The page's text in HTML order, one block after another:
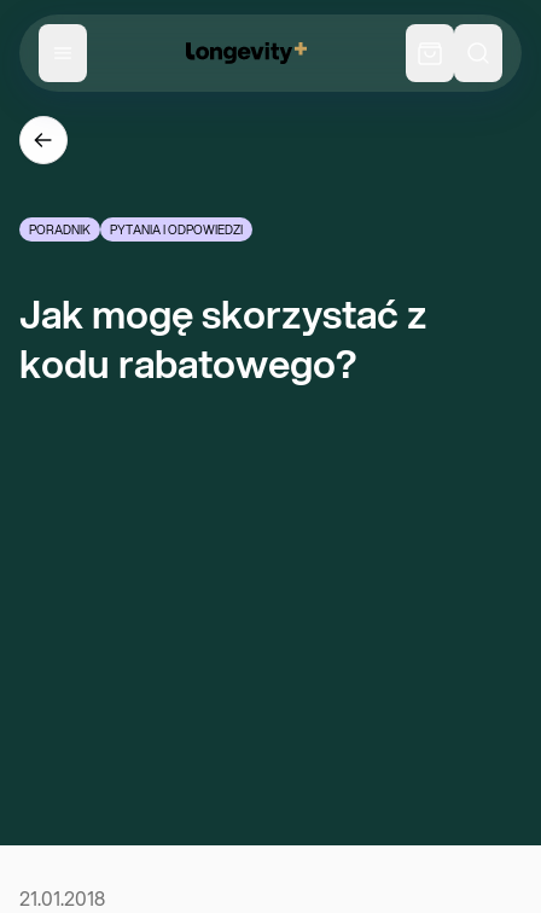
PORADNIK PYTANIA I ODPOWIEDZI
Jak mogę skorzystać z
kodu rabatowego?
21.01.2018